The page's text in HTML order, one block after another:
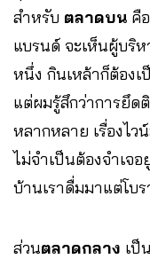
สำหรับ ตลาดบน คื
แบรนด์ จะเห็นผู้บริ
หนึ่ง กินเหล้าก็ต้อง
แต่ผมรู้สึกว่าการยึด
หลากหลาย เรื่องไ
ไม่จำเป็นต้องจำเจ
บ้านเราดื่มมาแต่โบ
ส่วนตลาดกลาง เป็